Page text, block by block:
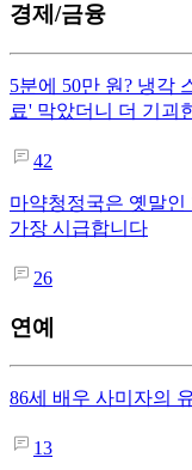
경제/금융
5분에 50만 원? 냉각
료' 막았더니 더 기괴
42
마약청정국은 옛말인
가장 시급합니다
26
연예
86세 배우 사미자의
13